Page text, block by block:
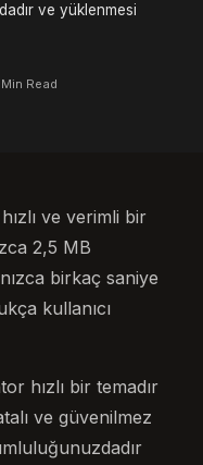
ve yüklenmesi
Min Read
ve verimli bir
2,5 MB
birkaç saniye
kullanıcı
hızlı bir temadır
ve güvenilmez